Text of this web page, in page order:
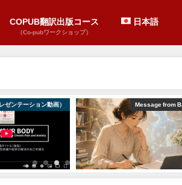
COPUB翻訳出版コース
（Co-pubワークショップ）
日本語
ゼンテーション動画） Message from